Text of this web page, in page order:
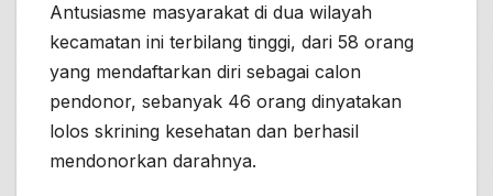
Antusiasme masyarakat di dua wilayah
kecamatan ini terbilang tinggi, dari 58 orang
yang mendaftarkan diri sebagai calon
pendonor, sebanyak 46 orang dinyatakan
lolos skrining kesehatan dan berhasil
mendonorkan darahnya.